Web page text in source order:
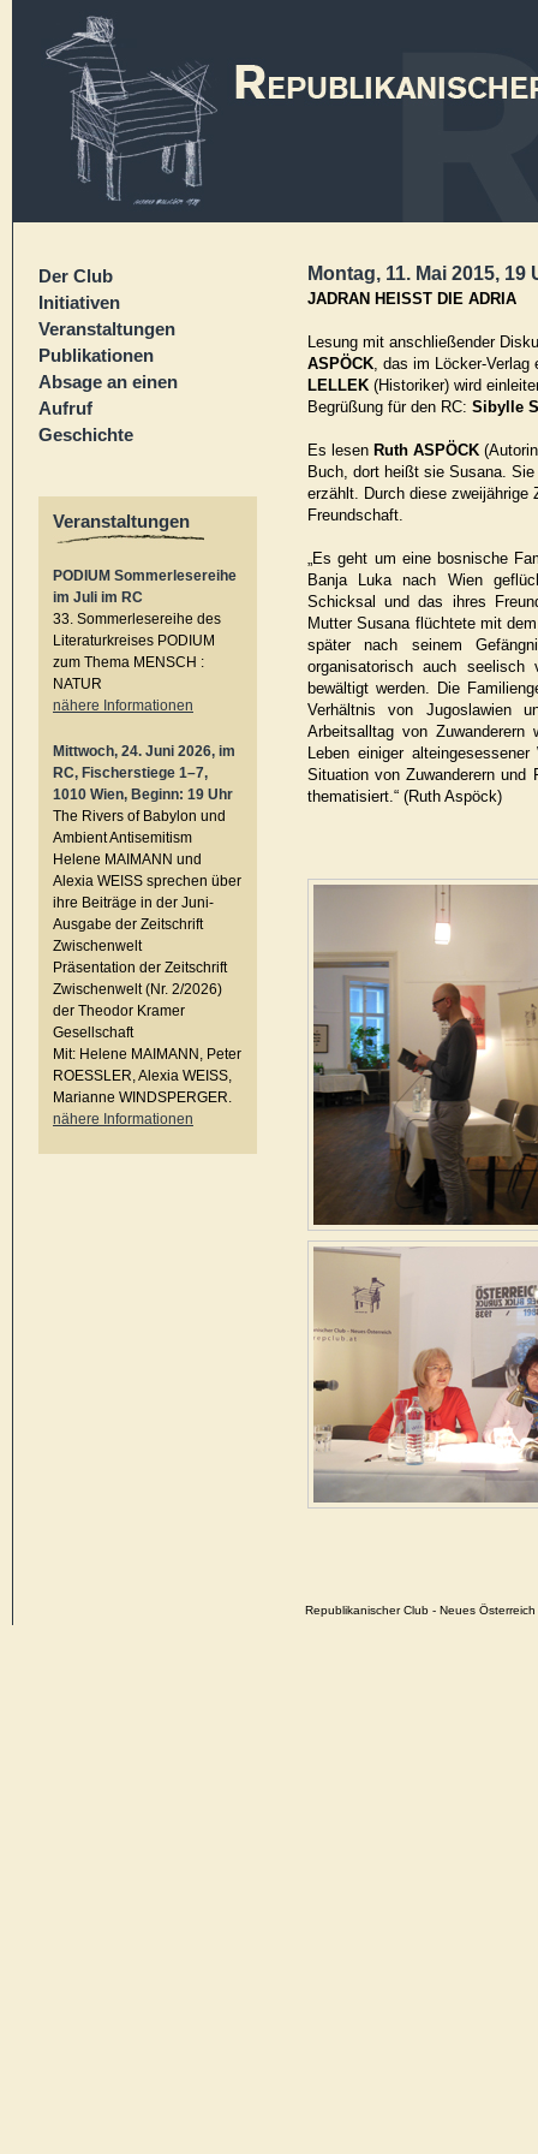
Der Club
Initiativen
Veranstaltungen
Publikationen
Absage an einen
Aufruf
Geschichte
Veranstaltungen
PODIUM Sommerlesereihe
im Juli im RC
33. Sommerlesereihe des
Literaturkreises PODIUM
zum Thema MENSCH :
NATUR
nähere Informationen
Mittwoch, 24. Juni 2026, im
RC, Fischerstiege 1–7,
1010 Wien, Beginn: 19 Uhr
The Rivers of Babylon und
Ambient Antisemitism
Helene MAIMANN und
Alexia WEISS sprechen über
ihre Beiträge in der Juni-
Ausgabe der Zeitschrift
Zwischenwelt
Präsentation der Zeitschrift
Zwischenwelt (Nr. 2/2026)
der Theodor Kramer
Gesellschaft
Mit: Helene MAIMANN, Peter
ROESSLER, Alexia WEISS,
Marianne WINDSPERGER.
nähere Informationen
Montag, 11. Mai 2015, 19
JADRAN HEISST DIE ADRIA
Lesung mit anschließender
ASPÖCK, das im Löcker-
LELLEK (Historiker) wird
Begrüßung für den RC: Sibylle
Es lesen Ruth ASPÖCK
Buch, dort heißt sie Susana.
erzählt. Durch diese zweijährige
Freundschaft.
„Es geht um eine bosnische
Banja Luka nach Wien
Schicksal und das ihres
Mutter Susana flüchtete mit
später nach seinem
organisatorisch auch
bewältigt werden. Die
Verhältnis von Jugoslawien
Arbeitsalltag von Zuwanderern
Leben einiger
Situation von Zuwanderern und
thematisiert.“ (Ruth Aspöck)
Republikanischer Club - Neues